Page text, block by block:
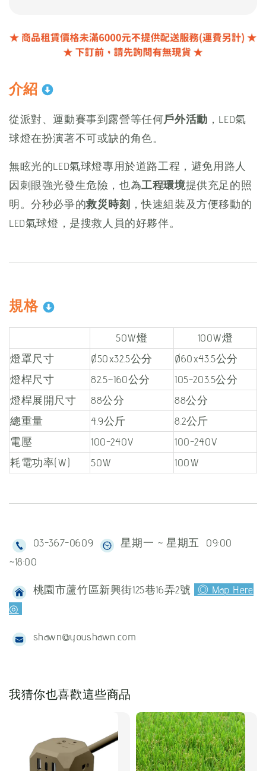
介紹
從派對、運動賽事到露營等任何戶外活動 ，LED氣
球燈在扮演著不可或缺的角色。
無眩光的LED氣球燈專用於道路工程，避免用路人
因刺眼強光發生危險，也為工程環境提供充足的照
明。分秒必爭的救災時刻 ，快速組裝及方便移動的
LED氣球燈，是搜救人員的好夥伴。
規格
50W燈
100W燈
燈罩尺寸
Ø50x32.5公分
Ø60x43.5公分
燈桿尺寸
82.5~160公分
105-203.5公分
燈桿展開尺寸
88公分
88公分
總重量
4.9公斤
8.2公斤
電壓
100-240V
100-240V
耗電功率(W)
50W 100W
03-367-0609
星期一 ~ 星期五 09:00
~18:00
桃園市蘆竹區新興街125巷16弄2號
◎ Map Here
◎
shawn@youshawn.com
我猜你也喜歡這些商品